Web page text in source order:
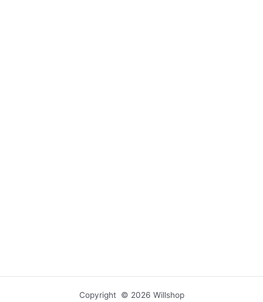
Copyright © 2026 Willshop